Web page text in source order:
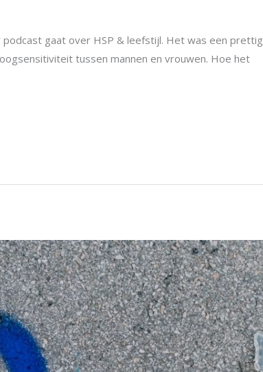
podcast gaat over HSP & leefstijl. Het was een prettig
tussen mannen en vrouwen. Hoe het